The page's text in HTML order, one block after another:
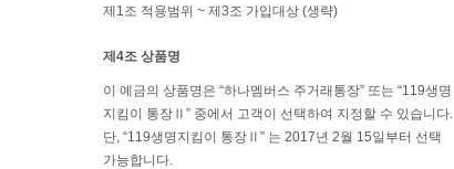
제1조 적용범위 ~ 제3조 가입대상 (생략)
제4조 상품명
이 예금의 상품명은 “하나멤버스 주거래통장” 또는 “119생명
지킴이 통장Ⅱ” 중에서 고객이 선택하여 지정할 수 있습니다.
단, “119생명지킴이 통장Ⅱ” 는 2017년 2월 15일부터 선택
가능합니다.